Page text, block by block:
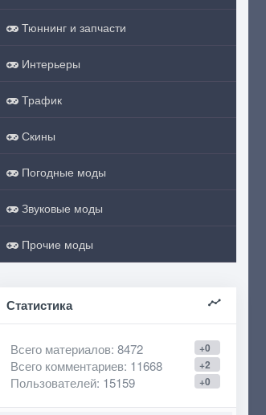
Тюннинг и запчасти
Интерьеры
Трафик
Скины
Погодные моды
Звуковые моды
Прочие моды
Статистика
+0
Всего материалов: 8472
+2
Всего комментариев: 11668
+0
Пользователей: 15159